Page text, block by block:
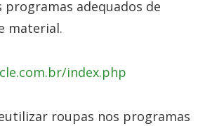
programas adequados de
material.
index.php
roupas nos programas